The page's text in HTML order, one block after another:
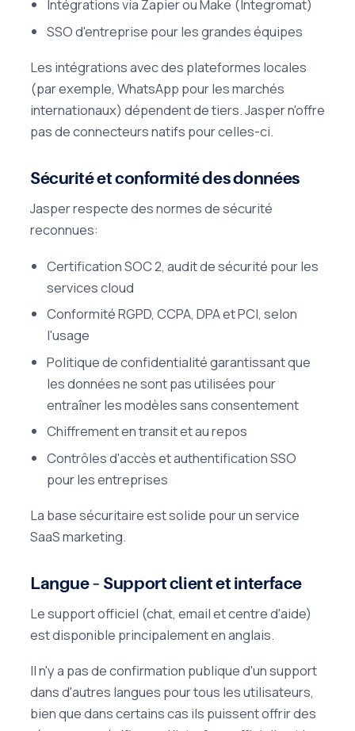
Intégrations via Zapier ou Make (Integromat)
SSO d'entreprise pour les grandes équipes
Les intégrations avec des plateformes locales
(par exemple, WhatsApp pour les marchés
internationaux) dépendent de tiers. Jasper n'offre
pas de connecteurs natifs pour celles-ci.
Sécurité et conformité des données
Jasper respecte des normes de sécurité
reconnues:
Certification SOC 2, audit de sécurité pour les
services cloud
Conformité RGPD, CCPA, DPA et PCI, selon
l'usage
Politique de confidentialité garantissant que
les données ne sont pas utilisées pour
entraîner les modèles sans consentement
Chiffrement en transit et au repos
Contrôles d'accès et authentification SSO
pour les entreprises
La base sécuritaire est solide pour un service
SaaS marketing.
Langue – Support client et interface
Le support officiel (chat, email et centre d'aide)
est disponible principalement en anglais.
Il n'y a pas de confirmation publique d'un support
dans d'autres langues pour tous les utilisateurs,
bien que dans certains cas ils puissent offrir des